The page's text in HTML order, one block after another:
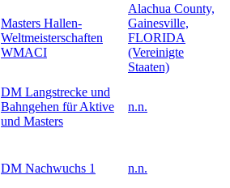
Masters Hallen-
Weltmeisterschaften
WMACI
Alachua County,
Gainesville,
FLORIDA
(Vereinigte
Staaten)
DM Langstrecke und
Bahngehen für Aktive
und Masters
n.n.
DM Nachwuchs 1 n.n.